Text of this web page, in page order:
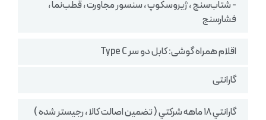
- شتاب‌سنج ، ژیروسکوپ ، سنسور مجاورت ، قطب‌نما ،
فشارسنج
اقلام همراه گوشی: کابل دو سر Type C
گارانتی
گارانتي ١٨ ماهه شركتي ( تضمين اصالت كالا ، رجيستر شده )